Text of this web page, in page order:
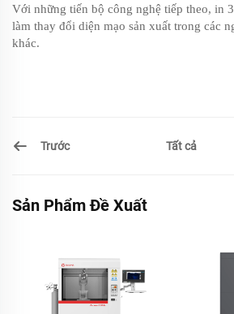
Với những tiến bộ công nghệ tiếp theo, in
làm thay đổi diện mạo sản xuất trong các
khác.
Trước Tất cả
Sản Phẩm Đề Xuất